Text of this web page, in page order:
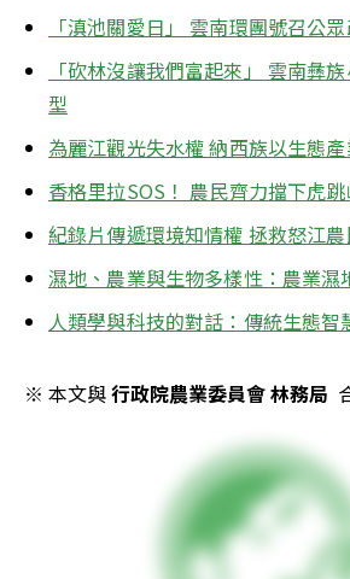
「滇池關愛日」 雲南環團號召公
「砍林沒讓我們富起來」 雲南彝
型
為麗江觀光失水權 納西族以生態
香格里拉SOS！ 農民齊力擋下虎
紀錄片傳遞環境知情權 拯救怒江
濕地、農業與生物多樣性：農業濕
人類學與科技的對話：傳統生態智
※ 本文與 行政院農業委員會 林務局